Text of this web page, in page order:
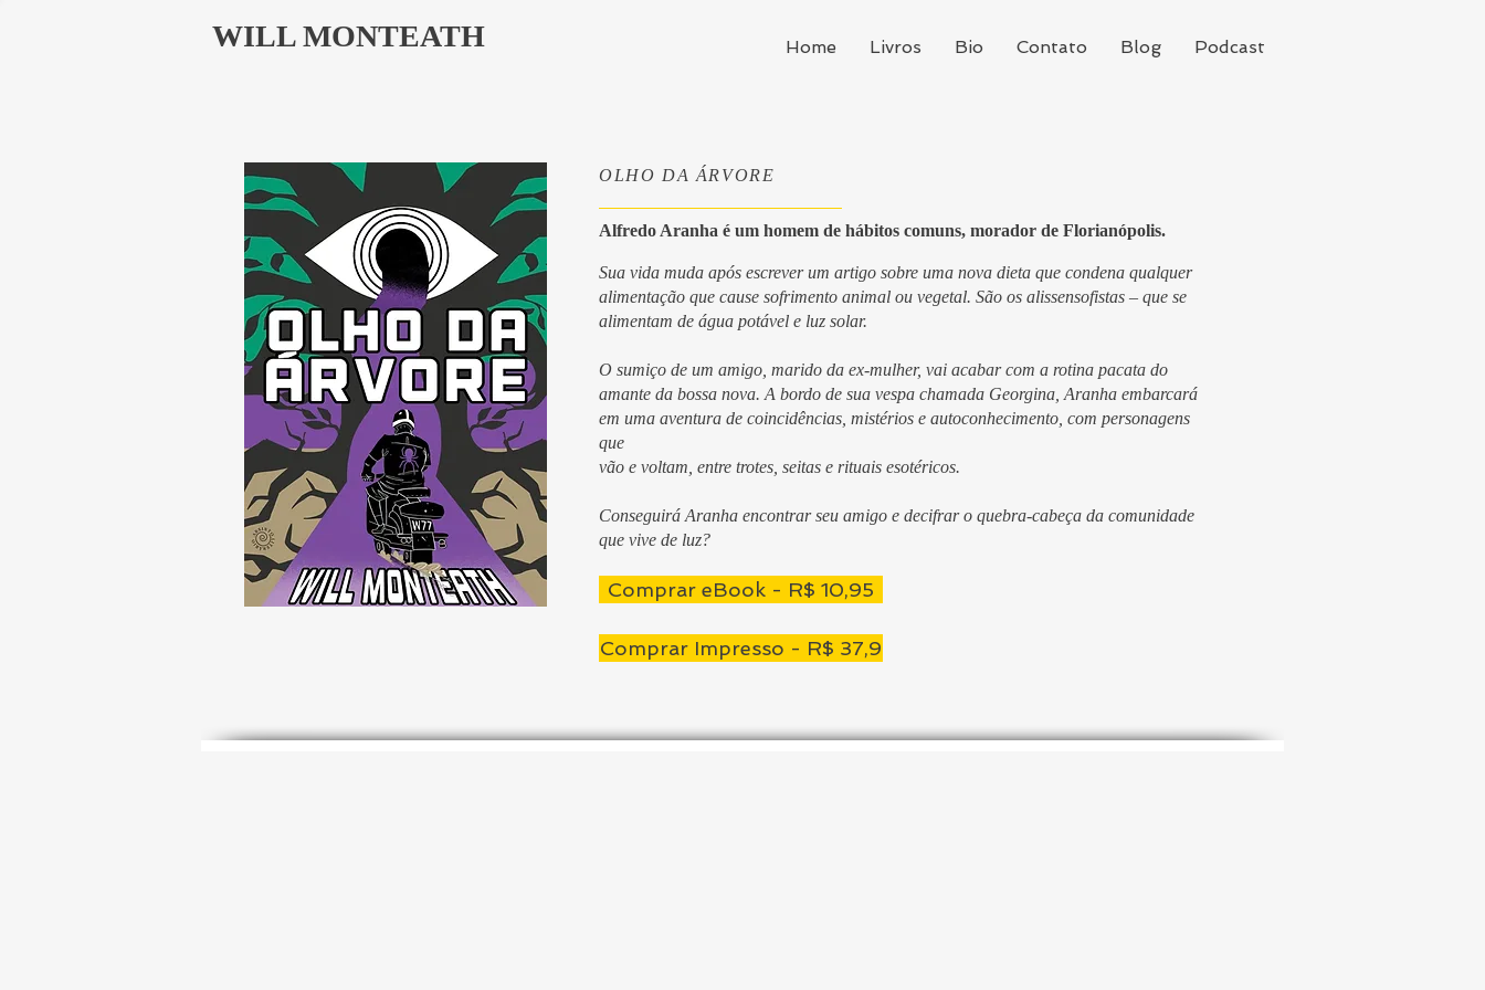
Home Livros Bio Contato Blog Podcast
WILL MONTEATH
Alfredo Aranha é um homem de hábitos comuns, morador de Florianópolis.
Sua vida muda após escrever um artigo sobre uma nova dieta que condena qualquer
alimentação que cause sofrimento animal ou vegetal. São os alissensofistas – que se
alimentam de água potável e luz solar.
O sumiço de um amigo, marido da ex-mulher, vai acabar com a rotina pacata do
amante da bossa nova. A bordo de sua vespa chamada Georgina, Aranha embarcará
em uma aventura de coincidências, mistérios e autoconhecimento, com personagens
que
vão e voltam, entre trotes, seitas e rituais esotéricos.
Conseguirá Aranha encontrar seu amigo e decifrar o quebra-cabeça da comunidade
que vive de luz?
OLHO DA ÁRVORE
Comprar eBook - R$ 10,95
Comprar Impresso - R$ 37,9